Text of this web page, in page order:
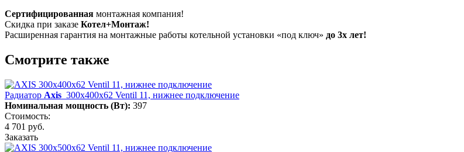
Сертифицированная монтажная компания!
Скидка при заказе Котел+Монтаж!
Расширенная гарантия на монтажные работы котельной установки «под ключ» до 3х лет!
Смотрите также
Радиатор Axis 300х400х62 Ventil 11, нижнее подключение
Номинальная мощность (Вт): 397
Стоимость:
4 701 руб.
Заказать